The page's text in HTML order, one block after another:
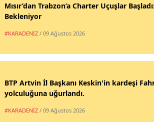
Mısır’dan Trabzon’a Charter Uçuşlar
Bekleniyor
#KARADENİZ / 09 Ağustos 2026
BTP Artvin İl Başkanı Keskin'in kardeşi
yolculuğuna uğurlandı.
#KARADENİZ / 09 Ağustos 2026